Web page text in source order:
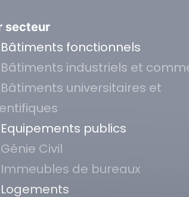
secteur
Bâtiments fonctionnels
Bâtiments industriels et
Bâtiments universitaires et
Equipements publics
Génie Civil
Immeubles de bureaux
Logements